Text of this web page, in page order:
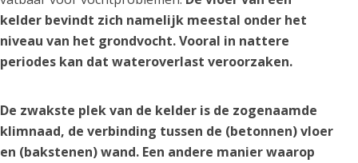
kelder bevindt zich namelijk meestal onder het
niveau van het grondvocht. Vooral in nattere
periodes kan dat wateroverlast veroorzaken.
De zwakste plek van de kelder is de zogenaamde
klimnaad, de verbinding tussen de (betonnen) vloer
en (bakstenen) wand. Een andere manier waarop